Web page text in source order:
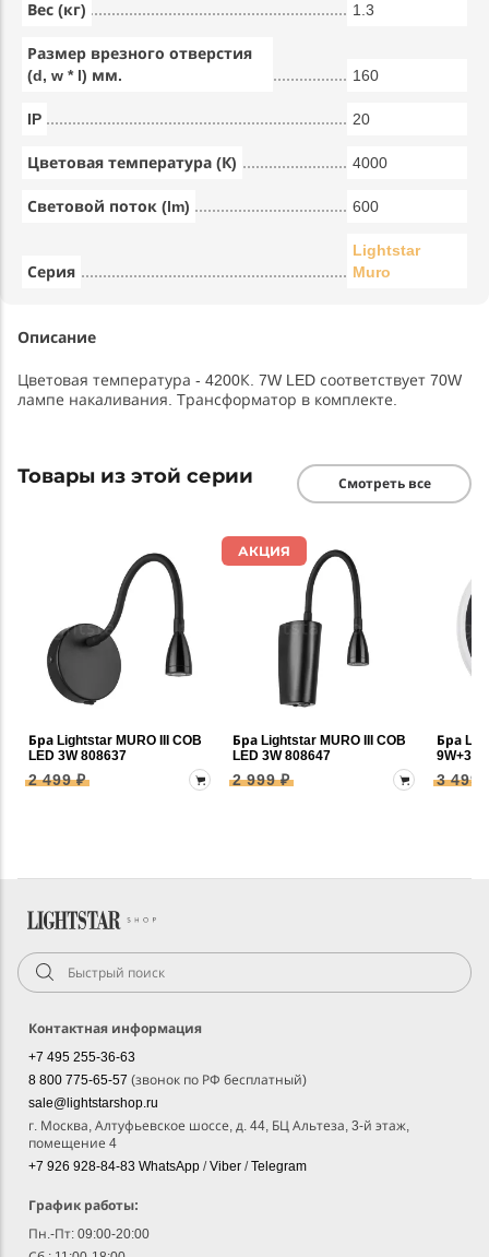
Вес (кг) 1.3
Размер врезного отверстия
(d, w * l) мм.
160
IP 20
Цветовая температура (К) 4000
Световой поток (lm) 600
Серия
Lightstar
Muro
Описание
Цветовая температура - 4200К. 7W LED соответствует 70W
лампе накаливания. Трансформатор в комплекте.
Товары из этой серии Смотреть все
Бра Lightstar MURO III COB
LED 3W 808637
2 499 ₽
АКЦИЯ
Бра Lightstar MURO III COB
LED 3W 808647
2 999 ₽
Бра
9W+3W
3 499
Контактная информация
+7 495 255-36-63
8 800 775-65-57 (звонок по РФ бесплатный)
sale@lightstarshop.ru
г. Москва, Алтуфьевское шоссе, д. 44, БЦ Альтеза, 3-й этаж,
помещение 4
+7 926 928-84-83 WhatsApp /Viber /Telegram
График работы:
Пн.-Пт: 09:00-20:00